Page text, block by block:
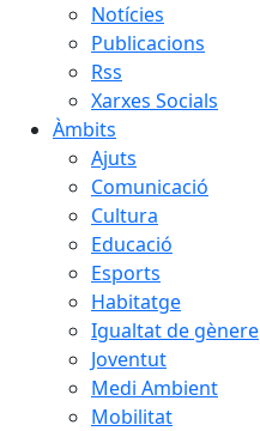
Notícies
Publicacions
Rss
Xarxes Socials
Àmbits
Ajuts
Comunicació
Cultura
Educació
Esports
Habitatge
Igualtat de gènere
Joventut
Medi Ambient
Mobilitat